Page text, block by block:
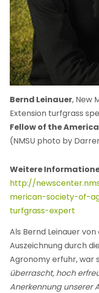
Bernd Leinauer, New
Extension turfgrass
Fellow of the
(NMSU photo by
Weitere
http://
merican-society-of-
turfgrass-expert
Als Bernd Leinauer
Auszeichnung durch
Agronomy erfuhr, war
überrascht, hoch
Anerkennung unserer